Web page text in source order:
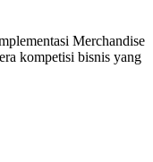
Merchandise
kompetisi bisnis yang